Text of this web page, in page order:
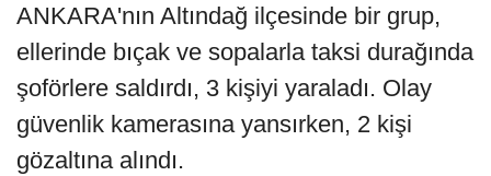
ANKARA'nın Altındağ ilçesinde bir grup,
ellerinde bıçak ve sopalarla taksi durağında
şoförlere saldırdı, 3 kişiyi yaraladı. Olay
güvenlik kamerasına yansırken, 2 kişi
gözaltına alındı.